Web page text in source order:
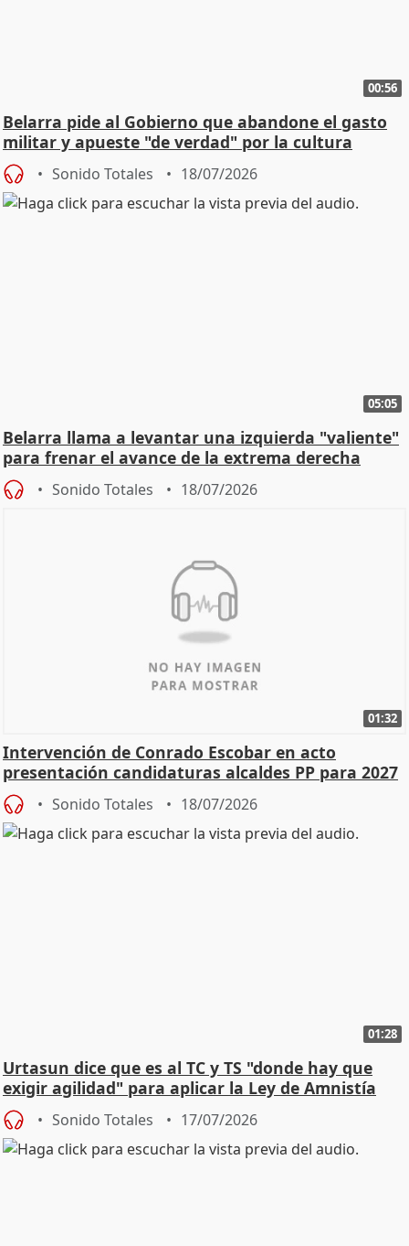
00:56
Belarra pide al Gobierno que abandone el gasto
militar y apueste "de verdad" por la cultura
Sonido Totales 18/07/2026
05:05
Belarra llama a levantar una izquierda "valiente"
para frenar el avance de la extrema derecha
Sonido Totales 18/07/2026
01:32
Intervención de Conrado Escobar en acto
presentación candidaturas alcaldes PP para 2027
Sonido Totales 18/07/2026
01:28
Urtasun dice que es al TC y TS "donde hay que
exigir agilidad" para aplicar la Ley de Amnistía
Sonido Totales 17/07/2026